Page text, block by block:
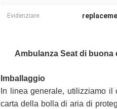
Evidenziare:
Ambulanza Seat di
Imballaggio
In linea generale, utilizziamo
carta della bolla di aria di